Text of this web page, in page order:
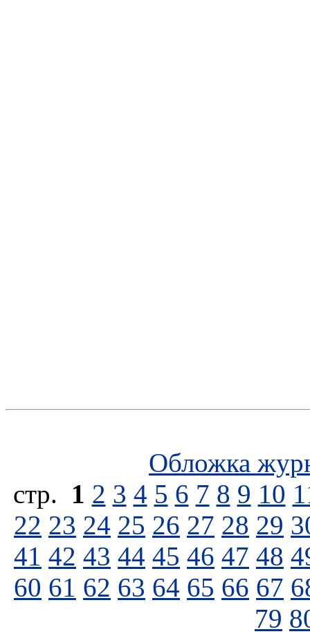
Обложка
стp. 1 2 3 4 5 6 7 8 9 10
22 23 24 25 26 27 28 29
41 42 43 44 45 46 47 48
60 61 62 63 64 65 66 67
79